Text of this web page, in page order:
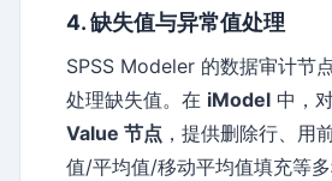
4. 缺失值与异常值处理
SPSS Modeler 的数据审计节
处理缺失值。在 iModel 中，
Value 节点 ，提供删除行、用
值/平均值/移动平均值填充等